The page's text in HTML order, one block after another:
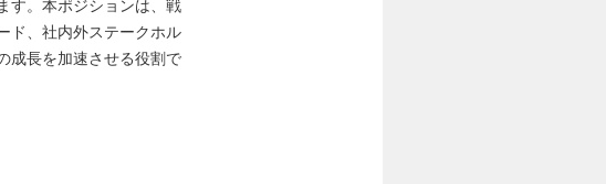
す。本ポジションは、戦
ド、社内外ステークホル
成長を加速させる役割で